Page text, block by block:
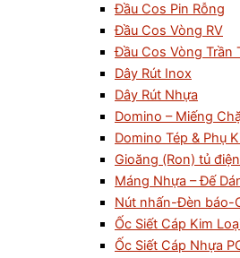
Đầu Cos Pin Rỗng
Đầu Cos Vòng RV
Đầu Cos Vòng Trần
Dây Rút Inox
Dây Rút Nhựa
Domino – Miếng
Domino Tép & Phụ
Gioăng (Ron) tủ điện
Máng Nhựa – Đế
Nút nhấn-Đèn báo-
Ốc Siết Cáp Kim
Ốc Siết Cáp Nhựa